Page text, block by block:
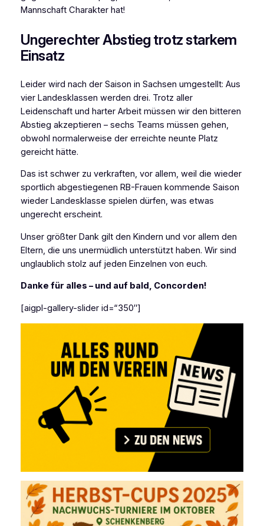
Mannschaft Charakter hat!
Ungerechter Abstieg trotz starkem
Einsatz
Leider wird nach der Saison in Sachsen umgestellt: Aus
vier Landesklassen werden drei. Trotz aller
Leidenschaft und harter Arbeit müssen wir den bitteren
Abstieg akzeptieren – sechs Teams müssen gehen,
obwohl normalerweise der erreichte neunte Platz
gereicht hätte.
Das ist schwer zu verkraften, vor allem, weil die wieder
sportlich abgestiegenen RB-Frauen kommende Saison
wieder Landesklasse spielen dürfen, was etwas
ungerecht erscheint.
Unser größter Dank gilt den Kindern und vor allem den
Eltern, die uns unermüdlich unterstützt haben. Wir sind
unglaublich stolz auf jeden Einzelnen von euch.
Danke für alles – und auf bald, Concorden!
[aigpl-gallery-slider id=“350″]